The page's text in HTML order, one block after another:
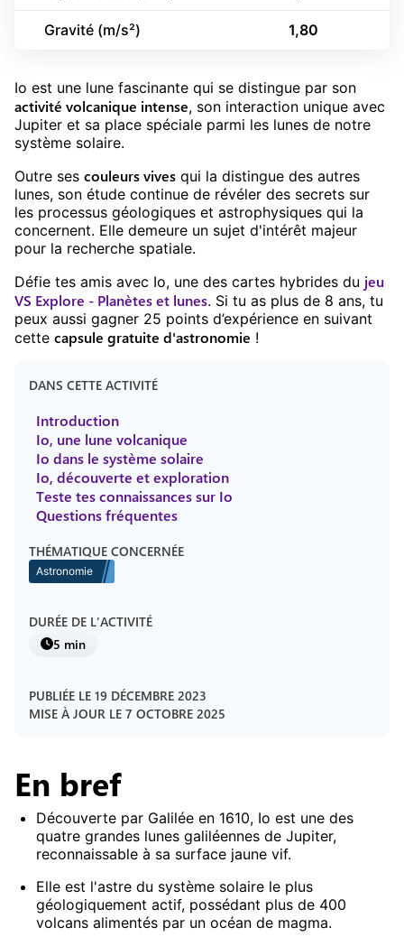
Gravité (m/s²) 1,80
Io est une lune fascinante qui se distingue par son
activité volcanique intense, son interaction unique avec
Jupiter et sa place spéciale parmi les lunes de notre
système solaire.
Outre ses couleurs vives qui la distingue des autres
lunes, son étude continue de révéler des secrets sur
les processus géologiques et astrophysiques qui la
concernent. Elle demeure un sujet d'intérêt majeur
pour la recherche spatiale.
Défie tes amis avec Io, une des cartes hybrides du jeu
VS Explore - Planètes et lunes. Si tu as plus de 8 ans, tu
peux aussi gagner 25 points d’expérience en suivant
cette capsule gratuite d'astronomie !
DANS CETTE ACTIVITÉ
Introduction
Io, une lune volcanique
Io dans le système solaire
Io, découverte et exploration
Teste tes connaissances sur Io
Questions fréquentes
THÉMATIQUE CONCERNÉE
Astronomie
DURÉE DE L'ACTIVITÉ
5 min
PUBLIÉE LE 19 DÉCEMBRE 2023
MISE À JOUR LE 7 OCTOBRE 2025
En bref
Découverte par Galilée en 1610, Io est une des
quatre grandes lunes galiléennes de Jupiter,
reconnaissable à sa surface jaune vif.
Elle est l'astre du système solaire le plus
géologiquement actif, possédant plus de 400
volcans alimentés par un océan de magma.